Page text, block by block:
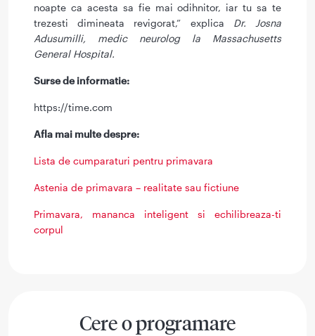
noapte ca acesta sa fie mai odihnitor, iar tu sa te
trezesti dimineata revigorat,” explica Dr. Josna
Adusumilli, medic neurolog la Massachusetts
General Hospital.
Surse de informatie:
https://time.com
Afla mai multe despre:
Lista de cumparaturi pentru primavara
Astenia de primavara – realitate sau fictiune
Primavara, mananca inteligent si echilibreaza-ti
corpul
Cere o programare